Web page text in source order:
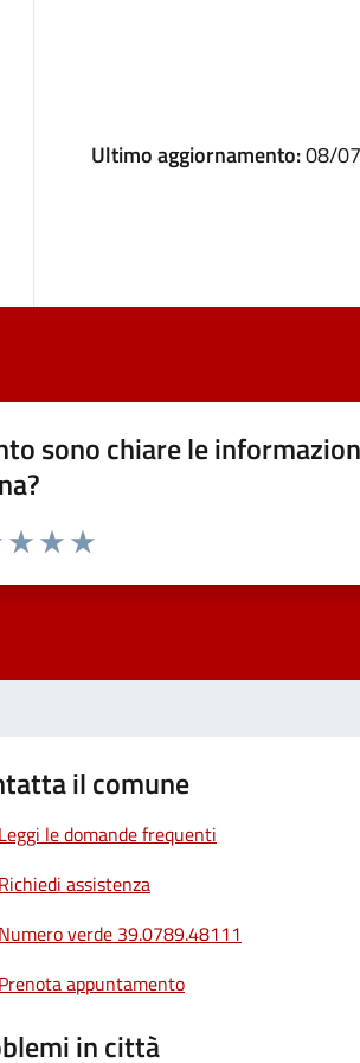
Ultimo aggiornamento:08/
sono chiare le
il comune
Leggi le domande frequenti
Richiedi assistenza
Numero verde 39.0789.48111
Prenota appuntamento
in città